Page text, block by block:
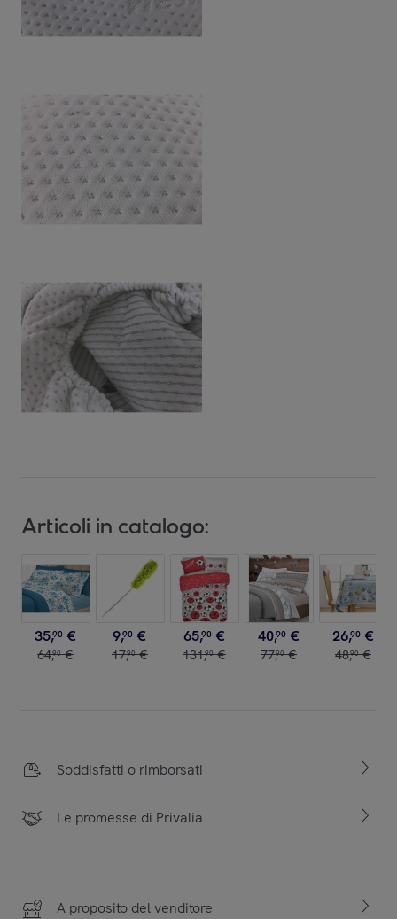
Articoli in catalogo:
35,90 €
64,90 €
9,90 €
17,90 €
65,90 €
131,90 €
40,90 €
77,90 €
26,90 €
48,90 €
Soddisfatti o rimborsati
Le promesse di Privalia
A proposito del venditore